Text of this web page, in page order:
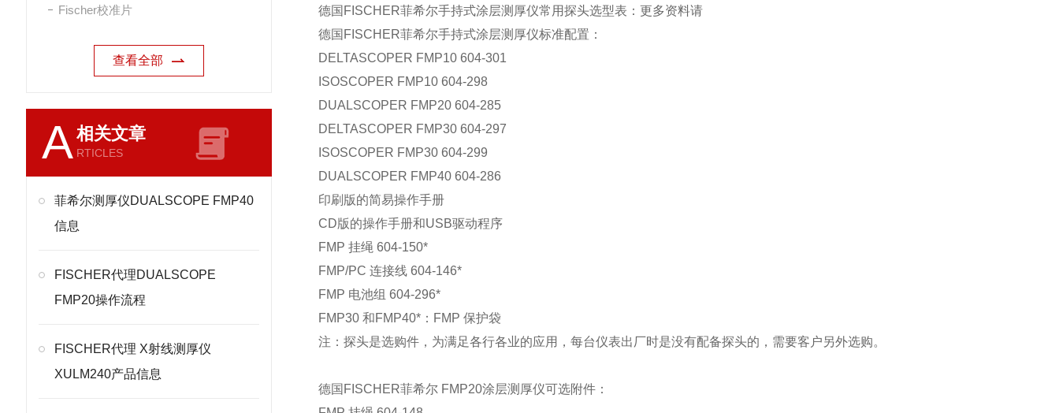
Fischer校准片
查看全部
A相关文章
RTICLES
菲希尔测厚仪DUALSCOPE FMP40
信息
FISCHER代理DUALSCOPE
FMP20操作流程
FISCHER代理 X射线测厚仪
XULM240产品信息
德国FISCHER菲希尔手持式涂层测厚仪常用探头选型表：更多资料请
德国FISCHER菲希尔手持式涂层测厚仪标准配置：
DELTASCOPER FMP10 604-301
ISOSCOPER FMP10 604-298
DUALSCOPER FMP20 604-285
DELTASCOPER FMP30 604-297
ISOSCOPER FMP30 604-299
DUALSCOPER FMP40 604-286
印刷版的简易操作手册
CD版的操作手册和USB驱动程序
FMP 挂绳 604-150*
FMP/PC 连接线 604-146*
FMP 电池组 604-296*
FMP30 和FMP40*：FMP 保护袋
注：探头是选购件，为满足各行各业的应用，每台仪表出厂时是没有配备探头的，需要客户另外选购。
德国FISCHER菲希尔 FMP20涂层测厚仪可选附件：